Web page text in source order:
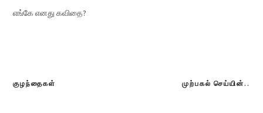
எங்கே எனது கவிதை?
Post
முற்பகல் செய்யின்..
குழந்தைகள்